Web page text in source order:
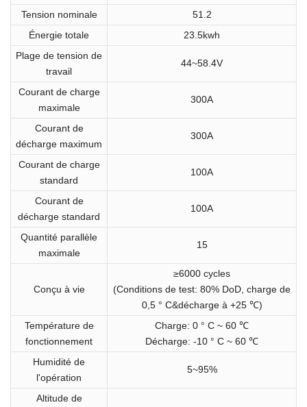
Tension nominale
51.2
Énergie totale
23.5kwh
Plage de tension de
travail
44~58.4V
Courant de charge
maximale
300A
Courant de
décharge maximum
300A
Courant de charge
standard
100A
Courant de
décharge standard
100A
Quantité parallèle
maximale
15
Conçu à vie
≥6000 cycles
(Conditions de test: 80% DoD, charge de
0,5 ° C&décharge à +25 ℃)
Température de
fonctionnement
Charge: 0 ° C ~ 60 ℃
Décharge: -10 ° C ~ 60 ℃
Humidité de
l'opération
5~95%
Altitude de